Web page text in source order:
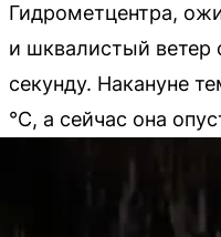
Гидрометцентра,
и шквалистый ветер
секунду. Накануне
°C, а сейчас она